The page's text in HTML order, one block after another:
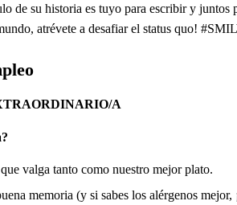
de su historia es tuyo para escribir y juntos
atrévete a desafiar el status quo!
A
valga tanto como nuestro mejor plato.
memoria (y si sabes los alérgenos